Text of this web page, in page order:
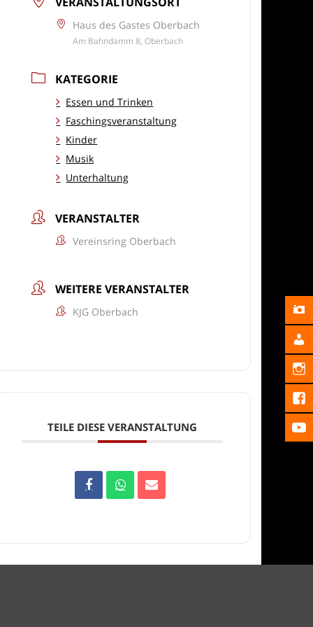
Haus des Gastes Oberbach
Am Bahndamm 8, Oberbach
KATEGORIE
Essen und Trinken
Faschingsveranstaltung
Kinder
Musik
Unterhaltung
VERANSTALTER
Vereinsring Oberbach
WEITERE VERANSTALTER
KJG Oberbach
TEILE DIESE VERANSTALTUNG